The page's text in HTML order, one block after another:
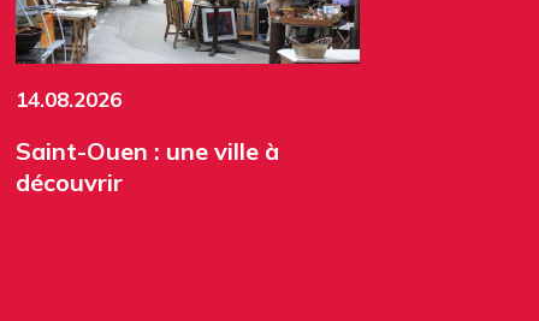
14.08.2026
Saint-Ouen : une ville à
découvrir